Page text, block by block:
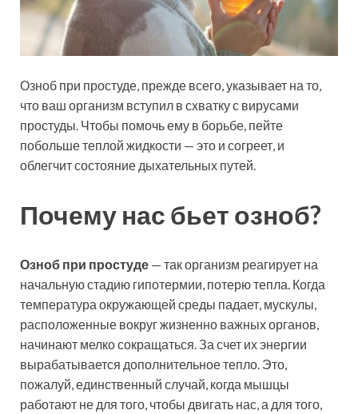
Озноб при простуде, прежде всего, указывает на то,
что ваш организм вступил в схватку с вирусами
простуды. Чтобы помочь ему в борьбе, пейте
побольше теплой жидкости — это и согреет, и
облегчит состояние дыхательных путей.
Почему нас бьет озноб?
Озноб при простуде — так организм реагирует на
начальную стадию гипотермии, потерю тепла. Когда
температура окружающей среды падает, мускулы,
расположенные вокруг жизненно важных органов,
начинают мелко сокращаться. За счет их энергии
вырабатывается дополнительное тепло. Это,
пожалуй, единственный случай, когда мышцы
работают не для того, чтобы двигать нас, а для того,